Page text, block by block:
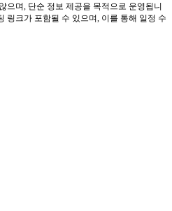
으며, 단순 정보 제공을 목적으로 운영됩니
링크가 포함될 수 있으며, 이를 통해 일정 수